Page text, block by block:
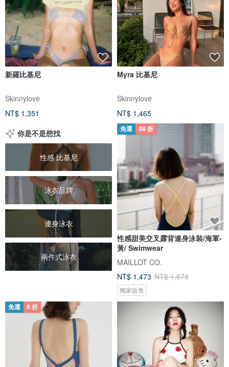
新羅比基尼
Skinnylove
NT$ 1,351
Myra 比基尼
Skinnylove
NT$ 1,465
你是不是想找
性感 比基尼
泳衣品牌
連身泳衣
兩件式泳衣
免運 88 折
性感甜美交叉露背連身泳裝/海軍-
黃/ Swimwear
MAILLOT CO.
NT$ 1,473 NT$ 1,673
獨家販售
免運 8 折